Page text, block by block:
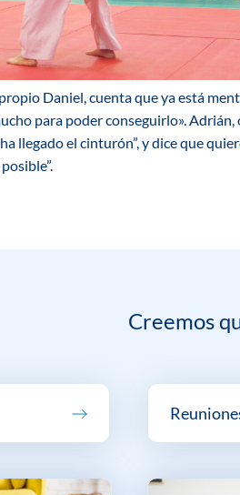
Daniel, cuenta que ya está
para poder conseguirlo».
llegado el cinturón”, y dice que
Creemos